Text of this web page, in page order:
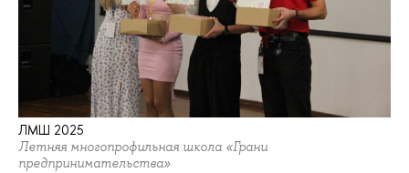
ЛМШ 2025
Летняя многопрофильная школа «Грани
предпринимательства»